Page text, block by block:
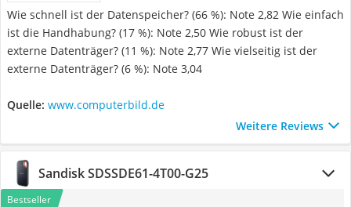
Wie schnell ist der Datenspeicher? (66 %): Note 2,82 Wie einfach
ist die Handhabung? (17 %): Note 2,50 Wie robust ist der
externe Datenträger? (11 %): Note 2,77 Wie vielseitig ist der
externe Datenträger? (6 %): Note 3,04
Quelle: www.computerbild.de
Weitere Reviews
Sandisk ‎SDSSDE61-4T00-G25
Bestseller